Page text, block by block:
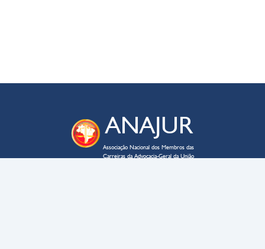
ANAJUR
Associação Nacional dos Membros das
Carreiras da Advocacia-Geral da União